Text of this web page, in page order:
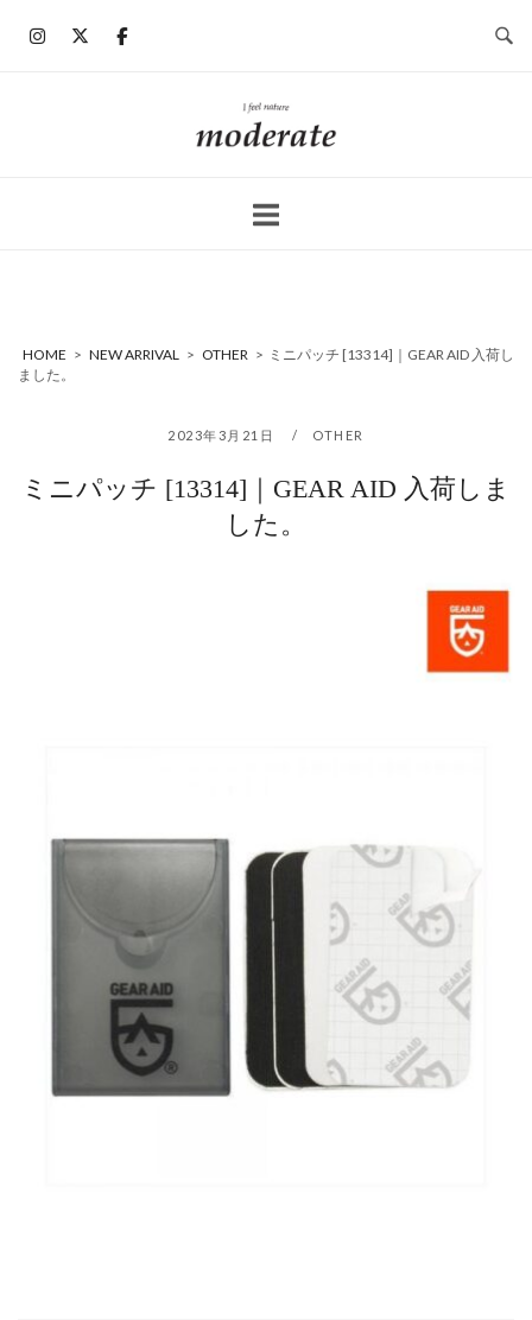
ホ
ー
HOME > NEW ARRIVAL > OTHER > ミニパッチ [13314]｜GEAR AID 入荷し
ました。
2023年3月21日 OTHER
ミニパッチ [13314]｜GEAR AID 入荷しま
した。